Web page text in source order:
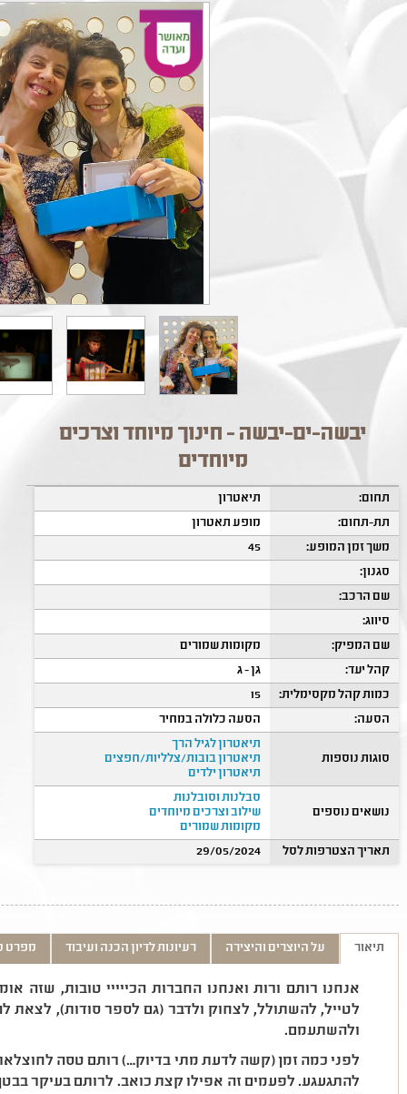
יבשה-ים-יבשה - חינוך מיוחד וצרכים
מיוחדים
תחום:
תיאטרון
תת-תחום:
מופע תאטרון
משך זמן המופע:
45
סגנון:
שם הרכב:
סיווג:
שם המפיק:
מקומות שמורים
קהל יעד:
גן - ג
כמות קהל מקסימלית:
15
הסעה:
הסעה כלולה במחיר
סוגות נוספות
תיאטרון לגיל הרך
תיאטרון בובות/צלליות/חפצים
תיאטרון ילדים
נושאים נוספים
סבלנות וסובלנות
שילוב וצרכים מיוחדים
מקומות שמורים
תאריך הצטרפות לסל
29/05/2024
תיאור על היוצרים והיצירה רעיונות לדיון הכנה ועיבוד מפרט
אנחנו רותם ורות ואנחנו החברות הכייייי טובות, שזה
לטייל, להשתולל, לצחוק ולדבר (גם לספר סודות),
ולהשתעמם.
לפני כמה זמן (קשה לדעת מתי בדיוק…) רותם טסה
להתגעגע. לפעמים זה אפילו קצת כואב. לרותם בעיקר